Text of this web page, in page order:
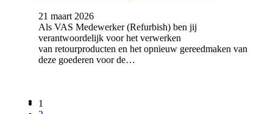
21 maart 2026
Als VAS Medewerker (Refurbish) ben jij
verantwoordelijk voor het verwerken
van retourproducten en het opnieuw gereedmaken van
deze goederen voor de…
1